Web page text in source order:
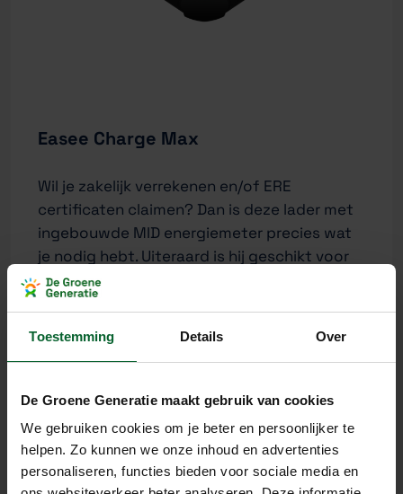
Toestemming Details Over
De Groene Generatie maakt gebruik van cookies
We gebruiken cookies om je beter en persoonlijker te
helpen. Zo kunnen we onze inhoud en advertenties
personaliseren, functies bieden voor sociale media en
Easee Charge Max
Wil je zakelijk verrekenen en/of ERE
certificaten claimen? Dan is deze lader met
ingebouwde MID energiemeter precies wat
je nodig hebt. Uiteraard is hij geschikt voor
slim laden en kan hij laden op zonnestroom
mits er voldoende opwek is.
Laden tot 22 kW
verrekenen/Claimen ERE certificaten
5 jaar garantie
Sim laden